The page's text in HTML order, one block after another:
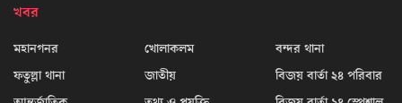
খবর
মহানগনর
ফতুল্লা থানা
খোলাকলম
জাতীয়
বন্দর থানা
বিজয় বার্তা ২৪ পরিবার